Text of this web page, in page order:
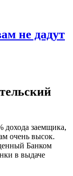
не дадут
дохода заемщика,
очень высок.
Банком
в выдаче